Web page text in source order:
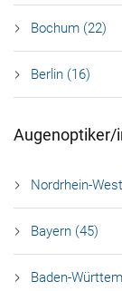
Bochum (22)
Berlin (16)
Augenoptiker/
Nordrhein-
Bayern (45)
Baden-